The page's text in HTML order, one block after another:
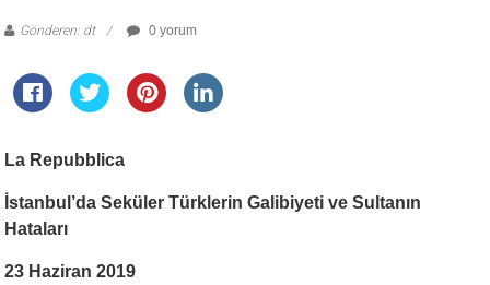
Gönderen: dt 0 yorum
La Repubblica
İstanbul’da Sekü ler Türklerin Galibiyeti ve Sultanın
Hataları
23 Haziran 2019